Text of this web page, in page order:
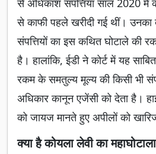
से अधिकांश संपत्तियां साल 2020 में
से काफी पहले खरीदी गई थीं। उनका
संपत्तियों का इस कथित घोटाले की
है। हालांकि, ईडी ने कोर्ट में यह
रकम के समतुल्य मूल्य की किसी भी
अधिकार कानून एजेंसी को देता है।
को जायज मानते हुए अपीलों को
क्या है कोयला लेवी का